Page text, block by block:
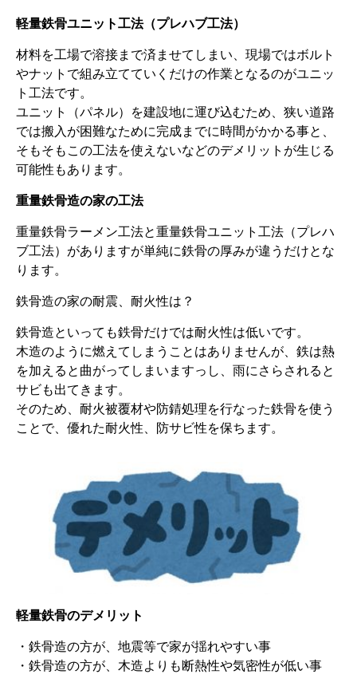
軽量鉄骨ユニット工法（プレハブ工法）
材料を工場で溶接まで済ませてしまい、現場ではボルト
やナットで組み立てていくだけの作業となるのがユニッ
ト工法です。
ユニット（パネル）を建設地に運び込むため、狭い道路
では搬入が困難なために完成までに時間がかかる事と、
そもそもこの工法を使えないなどのデメリットが生じる
可能性もあります。
重量鉄骨造の家の工法
重量鉄骨ラーメン工法と重量鉄骨ユニット工法（プレハ
ブ工法）がありますが単純に鉄骨の厚みが違うだけとな
ります。
鉄骨造の家の耐震、耐火性は？
鉄骨造といっても鉄骨だけでは耐火性は低いです。
木造のように燃えてしまうことはありませんが、鉄は熱
を加えると曲がってしまいますっし、雨にさらされると
サビも出てきます。
そのため、耐火被覆材や防錆処理を行なった鉄骨を使う
ことで、優れた耐火性、防サビ性を保ちます。
軽量鉄骨のデメリット
・鉄骨造の方が、地震等で家が揺れやすい事
・鉄骨造の方が、木造よりも断熱性や気密性が低い事